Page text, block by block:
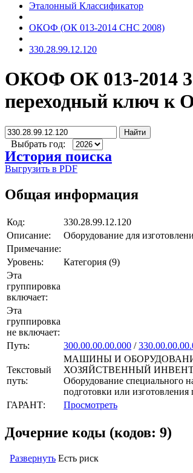
Эталонный Классификатор
ОКОФ (ОК 013-2014 СНС 2008)
330.28.99.12.120
ОКОФ ОК 013-2014
переходный ключ
Найти
Выбрать год:
История поиска
Выгрузить в PDF
Общая информация
Код:
330.28.99.12.120
Описание:
Оборудование для
Примечание:
Уровень:
Категория (9)
Эта
группировка
включает:
Эта
группировка
не включает:
Путь:
300.00.00.00.000 /
Текстовый
путь:
МАШИНЫ И
ХОЗЯЙСТВЕННЫЙ ИНВЕНТАРЬ,
Оборудование специального
подготовки или
ГАРАНТ:
Просмотреть
Дочерние коды (кодов: 9)
Развернуть Есть риск